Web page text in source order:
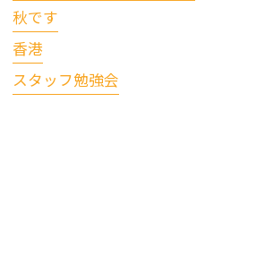
秋です
香港
スタッフ勉強会